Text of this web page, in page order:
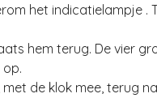
het indicatielampje .
hem terug. De vier
de klok mee, terug